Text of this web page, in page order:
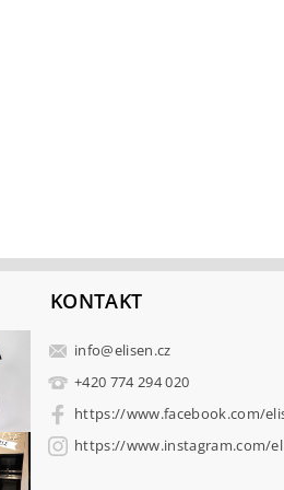
KONTAKT
info@elisen.cz
+420 774 294 020
https://www.facebook.com/
https://www.instagram.com/